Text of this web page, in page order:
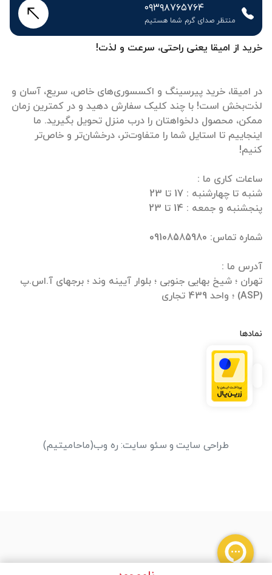
خرید از امیقا یعنی راحتی، سرعت و لذت!
در امیقا، خرید پیرسینگ و اکسسوری‌های خاص، سریع، آسان و
لذت‌بخش است! با چند کلیک سفارش دهید و در کمترین زمان
ممکن، محصول دلخواهتان را درب منزل تحویل بگیرید. ما
اینجاییم تا استایل شما را متفاوت‌تر، درخشان‌تر و خاص‌تر
تهران ؛ شیخ بهایی جنوبی ؛ بلوار آیینه وند ؛ برجهای آ.اس.پ
(ASP) ؛ واحد 439 تجاری
نمادها
۰۹۳۹۸۷۶۵۷۶۴
منتظر صدای گرم شما هستیم
طراحی سایت و سئو سایت: ره وب(ماحامیتیم)